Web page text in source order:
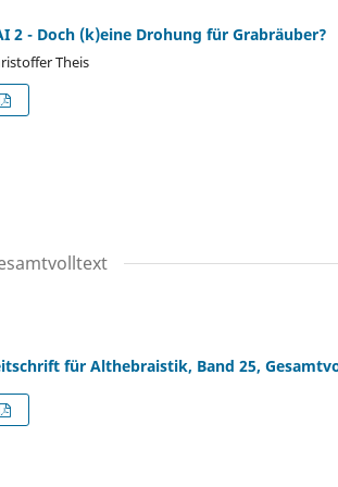
2 - Doch (k)eine Drohung für Grabräuber?
Theis
für Althebraistik, Band 25,